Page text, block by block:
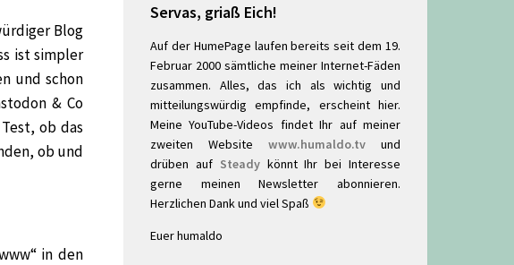
Blog
ist simpler
und schon
& Co
ob das
ob und
in den
Servas, griaß Eich!
Auf der HumePage laufen bereits seit dem 19.
Februar 2000 sämtliche meiner Internet-Fäden
zusammen. Alles, das ich als wichtig und
mitteilungswürdig empfinde, erscheint hier.
Meine YouTube-Videos findet Ihr auf meiner
zweiten Website www.humaldo.tv und
drüben auf Steadykönnt Ihr bei Interesse
gerne meinen Newsletter abonnieren.
Herzlichen Dank und viel Spaß
Euer humaldo